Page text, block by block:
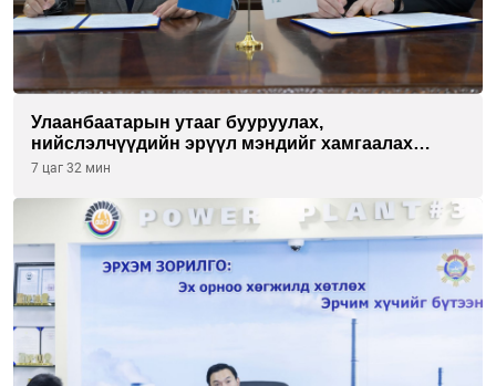
Улаанбаатарын утааг бууруулах,
нийслэлчүүдийн эрүүл мэндийг хамгаалах
төслийг “Чингис хаан баялгийн сан нэгдэл” ХХК-
7 цаг 32 мин